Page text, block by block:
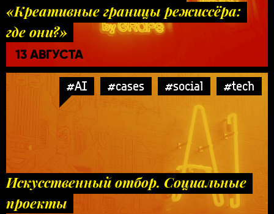
«Креативные границы режиссёра:
где они?»
13 АВГУСТА
#AI #cases #social #tech
Искусственный отбор. Социальные
проекты